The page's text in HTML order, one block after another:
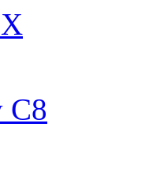
C8